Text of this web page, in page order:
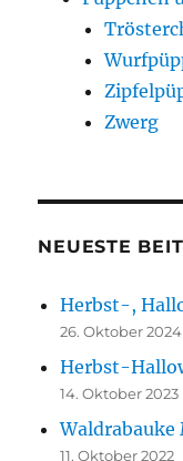
Zwerg
NEUESTE
Herbst-,
26. Oktober 2024
Herbst-
14. Oktober 2023
Waldrabauke
11. Oktober 2022